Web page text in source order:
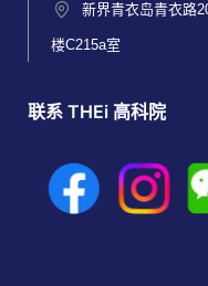
新界青衣岛青衣路
楼C215a室
联系 THEi 高科院